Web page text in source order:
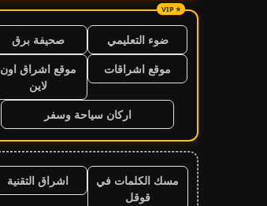
ضوء التعليمي
صحيفة برق
موقع اشراقات
موقع اشراق اون
لاين
اركان سياحة وسفر
مسك الكلمات في
قوقل
اشراق التقنية